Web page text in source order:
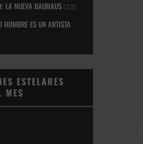
LA NUEVA BAUHAUS (23)
HOMBRE ES UN ARTISTA
ESTELARES
MES